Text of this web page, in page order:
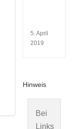
5. April
2019
Hinweis
Bei
Links